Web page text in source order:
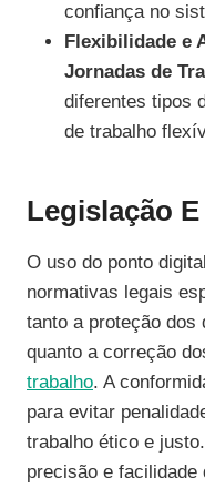
confiança no
Flexibilidade e
Jornadas de
diferentes tipos
de trabalho
Legislação
O uso do ponto
normativas legais
tanto a proteção dos
quanto a correção
trabalho. A
para evitar
trabalho ético e
precisão e facilidade